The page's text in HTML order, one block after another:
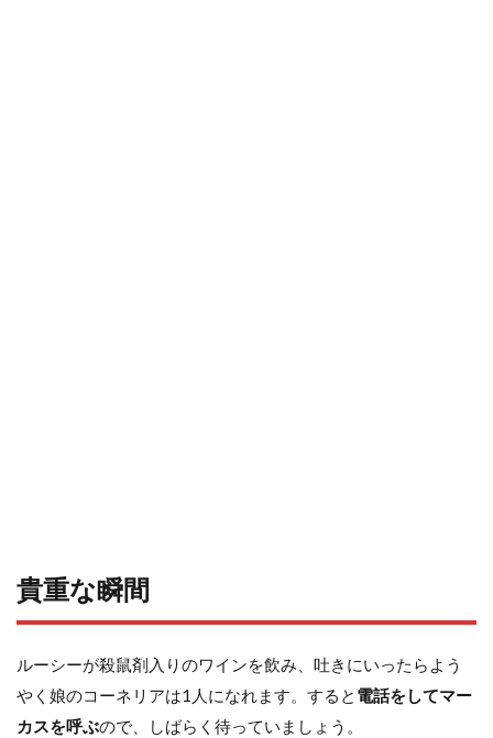
貴重な瞬間
ルーシーが殺鼠剤入りのワインを飲み、吐きにいったらよう
やく娘のコーネリアは1人になれます。すると 電話をしてマー
カスを呼ぶので、しばらく待っていましょう。